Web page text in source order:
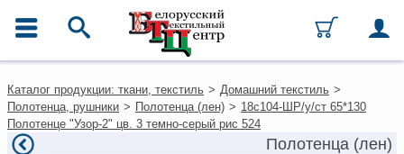
Каталог
Ткани
Домашний текстиль
Каталог продукции: ткани, текстиль > Домашний текстиль >
Полотенца, рушники > Полотенца (лен) > 18с104-ШР/у/ст 65*130
Полотенце "Узор-2" цв. 3 темно-серый рис 524
Полотенца (лен)